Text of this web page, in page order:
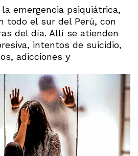
emergencia psiquiátrica,
todo el sur del Perú, con
del día. Allí se atienden
intentos de suicidio,
adicciones y